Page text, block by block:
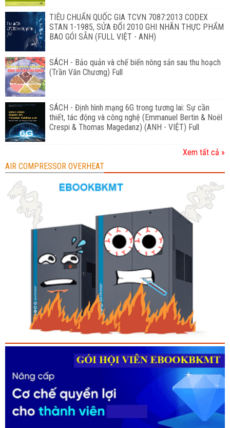
TIÊU CHUẨN QUỐC GIA TCVN 7087:2013 CODEX
STAN 1-1985, SỬA ĐỔI 2010 GHI NHÃN THỰC PHẨM
BAO GÓI SẴN (FULL VIỆT - ANH)
SÁCH - Bảo quản và chế biến nông sản sau thu hoạch
(Trần Văn Chương) Full
SÁCH - Định hình mạng 6G trong tương lai: Sự cần
thiết, tác động và công nghệ (Emmanuel Bertin & Noël
Crespi & Thomas Magedanz) (ANH - VIỆT) Full
Xem tất cả »
AIR COMPRESSOR OVERHEAT